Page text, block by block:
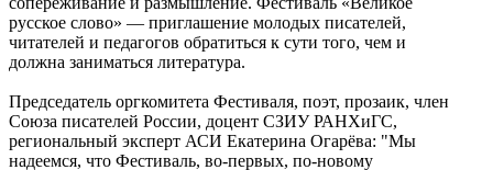
русское слово» — приглашение молодых писателей,
читателей и педагогов обратиться к сути того, чем и
должна заниматься литература.
Председатель оргкомитета Фестиваля, поэт, прозаик, член
Союза писателей России, доцент СЗИУ РАНХиГС,
региональный эксперт АСИ Екатерина Огарёва: "Мы
надеемся, что Фестиваль, во-первых, по-новому